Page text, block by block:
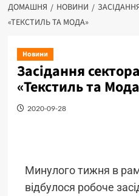
ДОМАШНЯ НОВИНИ
«ТЕКСТИЛЬ ТА МОДА»
Новини
Засідання
«Текстиль та
2020-09-28
Минулого тижня в
відбулося робоче